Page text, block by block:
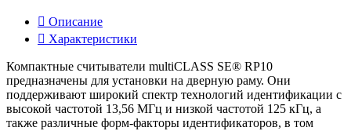
Описание
Характеристики
Компактные считыватели multiCLASS SE® RP10
предназначены для установки на дверную раму. Они
поддерживают широкий спектр технологий идентификации с
высокой частотой 13,56 МГц и низкой частотой 125 кГц, а
также различные форм-факторы идентификаторов, в том